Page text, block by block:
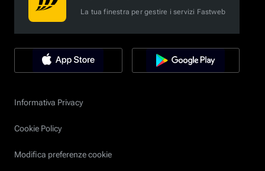
La tua finestra per gestire i servizi Fastweb
Informativa Privacy
Cookie Policy
Modifica preferenze cookie